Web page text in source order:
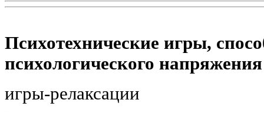
Психотехнические игры,
психологического
игры-релаксации